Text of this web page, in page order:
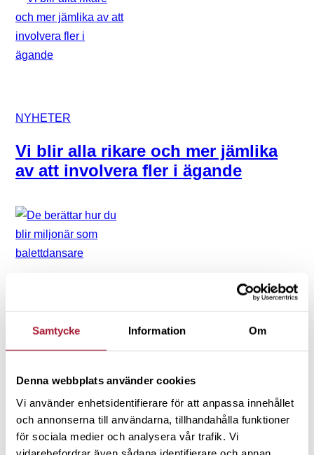
Samtycke Information Om
Denna webbplats använder cookies
Vi använder enhetsidentifierare för att anpassa innehållet
och annonserna till användarna, tillhandahålla funktioner
för sociala medier och analysera vår trafik. Vi
NYHETER
Vi blir alla rikare och mer jämlika
av att involvera fler i ägande
NYHETER
som balettdansare
Micke tycker att han måste känna ett större engagemang
för att köpa enskilda aktier. Han berättar att han ett år hade